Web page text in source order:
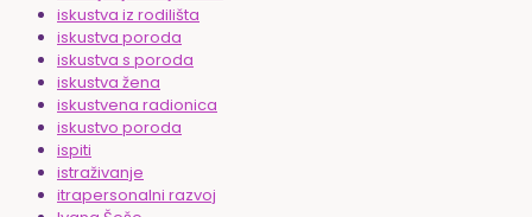
iskustva iz rodilišta
iskustva poroda
iskustva s poroda
iskustva žena
iskustvena radionica
iskustvo poroda
ispiti
istraživanje
itrapersonalni razvoj